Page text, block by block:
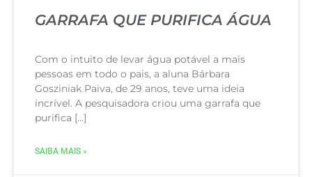
GARRAFA QUE PURIFICA ÁGUA
Com o intuito de levar água potável a mais
pessoas em todo o pais, a aluna Bárbara
Gosziniak Paiva, de 29 anos, teve uma ideia
incrível. A pesquisadora criou uma garrafa que
purifica […]
SAIBA MAIS »